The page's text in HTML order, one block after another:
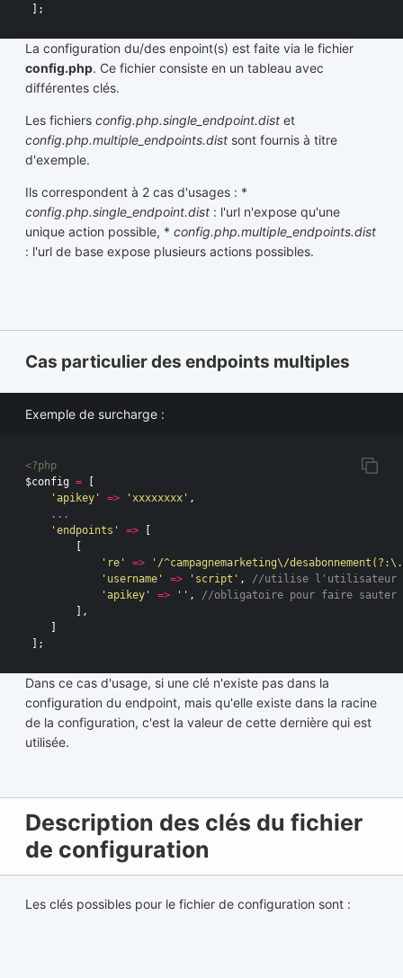
];
La configuration du/des enpoint(s) est faite via le fichier
config.php. Ce fichier consiste en un tableau avec
différentes clés.
Les fichiers config.php.single_endpoint.dist et
config.php.multiple_endpoints.dist sont fournis à titre
d'exemple.
Ils correspondent à 2 cas d'usages : *
config.php.single_endpoint.dist : l'url n'expose qu'une
unique action possible, * config.php.multiple_endpoints.dist
: l'url de base expose plusieurs actions possibles.
Cas particulier des endpoints multiples
Exemple de surcharge :
<?php
$config =
[
'apikey'
=> 'xxxxxxxx' ,
...
'endpoints'
=>
[
[
're'
=>
'/^campagnemarketing\/
'username'
=> 'script' ,
//utilise l'utilisateur
'apikey'
=> '' ,
//obligatoire pour faire
],
]
];
Dans ce cas d'usage, si une clé n'existe pas dans la
configuration du endpoint, mais qu'elle existe dans la racine
de la configuration, c'est la valeur de cette dernière qui est
utilisée.
Description des clés du fichier
de configuration
Les clés possibles pour le fichier de configuration sont :